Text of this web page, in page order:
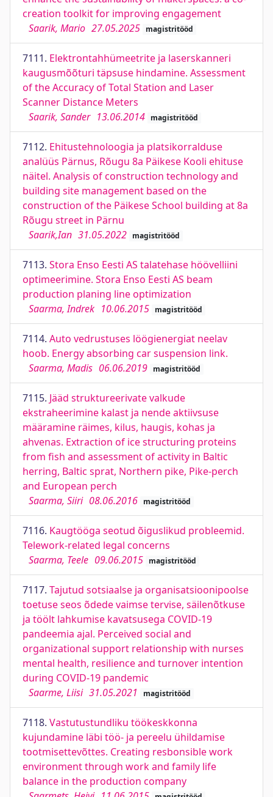
creation toolkit for improving engagement
Saarik, Mario 27.05.2025 magistritööd
7111. Elektrontahhümeetrite ja laserskanneri
kaugusmõõturi täpsuse hindamine. Assessment
of the Accuracy of Total Station and Laser
Scanner Distance Meters
Saarik, Sander 13.06.2014 magistritööd
7112. Ehitustehnoloogia ja platsikorralduse
analüüs Pärnus, Rõugu 8a Päikese Kooli ehituse
näitel. Analysis of construction technology and
building site management based on the
construction of the Päikese School building at 8a
Rõugu street in Pärnu
Saarik,Ian 31.05.2022 magistritööd
7113. Stora Enso Eesti AS talatehase höövelliini
optimeerimine. Stora Enso Eesti AS beam
production planing line optimization
Saarma, Indrek 10.06.2015 magistritööd
7114. Auto vedrustuses löögienergiat neelav
hoob. Energy absorbing car suspension link.
Saarma, Madis 06.06.2019 magistritööd
7115. Jääd struktureerivate valkude
ekstraheerimine kalast ja nende aktiivsuse
määramine räimes, kilus, haugis, kohas ja
ahvenas. Extraction of ice structuring proteins
from fish and assessment of activity in Baltic
herring, Baltic sprat, Northern pike, Pike-perch
and European perch
Saarma, Siiri 08.06.2016 magistritööd
7116. Kaugtööga seotud õiguslikud probleemid.
Telework-related legal concerns
Saarma, Teele 09.06.2015 magistritööd
7117. Tajutud sotsiaalse ja organisatsioonipoolse
toetuse seos õdede vaimse tervise, säilenõtkuse
ja töölt lahkumise kavatsusega COVID-19
pandeemia ajal. Perceived social and
organizational support relationship with nurses
mental health, resilience and turnover intention
during COVID-19 pandemic
Saarme, Liisi 31.05.2021 magistritööd
7118. Vastutustundliku töökeskkonna
kujundamine läbi töö- ja pereelu ühildamise
tootmisettevõttes. Creating resbonsible work
environment through work and family life
balance in the production company